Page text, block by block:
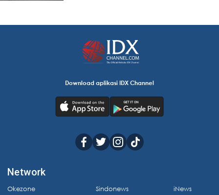
Download aplikasi IDX Channel
Network
Okezone
Sindonews
iNews